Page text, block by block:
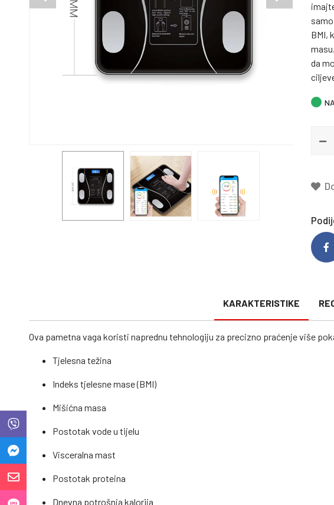
BMI,
da
KARAKTERISTIKE
Ova pametna vaga koristi naprednu tehnologiju za precizno praćenje više
Tjelesna težina
Indeks tjelesne mase (BMI)
Mišićna masa
Postotak vode u tijelu
Visceralna mast
Postotak proteina
Dnevna potrošnja kalorija